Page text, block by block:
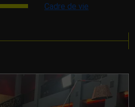
Cadre de vie